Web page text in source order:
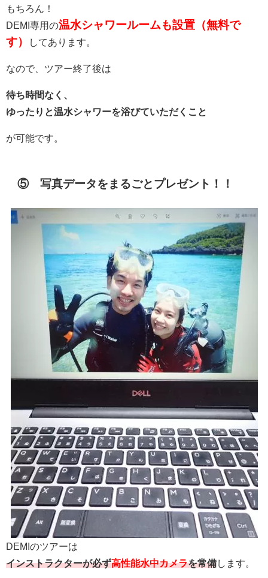
もちろん！
DEMI専用の温水シャワールームも設置（無料で
す）
してあります。
なので、ツアー終了後は
待ち時間なく、
ゆったりと温水シャワーを浴びていただくこと
が可能です。
⑤ 写真データをまるごとプレゼント！！
DEMIのツアーは
インストラクターが必ず高性能水中カメラを常備します。